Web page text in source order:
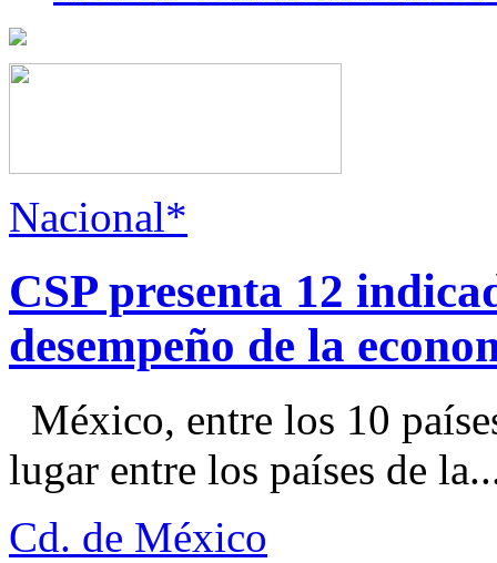
Nacional*
CSP presenta 12
desempeño de la
México, entre los 10
lugar entre los países de
Cd. de México